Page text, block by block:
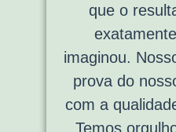
que o
imaginou.
prova do
com a
Temos